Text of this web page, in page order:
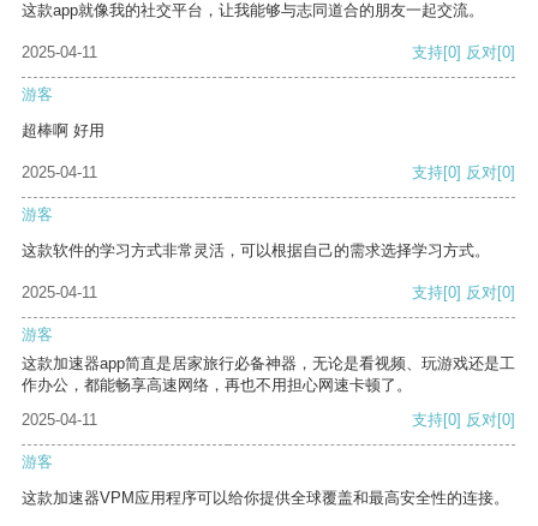
这款app就像我的社交平台，让我能够与志同道合的朋友一起交流。
2025-04-11 支持[0] 反对[0]
游客
超棒啊 好用
2025-04-11 支持[0] 反对[0]
游客
这款软件的学习方式非常灵活，可以根据自己的需求选择学习方式。
2025-04-11 支持[0] 反对[0]
游客
这款加速器app简直是居家旅行必备神器，无论是看视频、玩游戏还是工
作办公，都能畅享高速网络，再也不用担心网速卡顿了。
2025-04-11
支持[0] 反对[0]
游客
这款加速器VPM应用程序可以给你提供全球覆盖和最高安全性的连接。